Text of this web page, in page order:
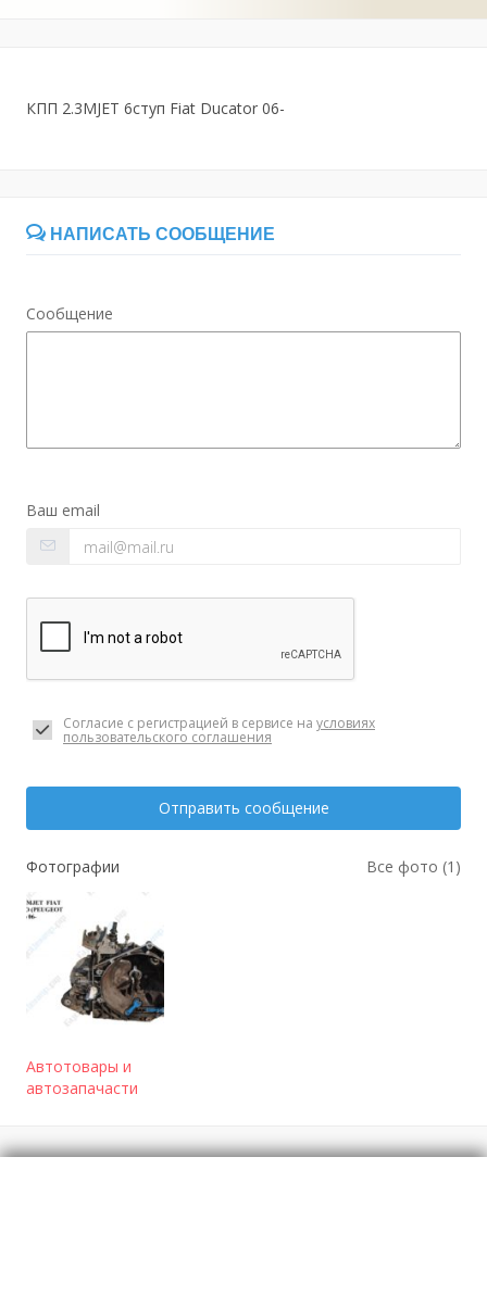
КПП 2.3MJET 6ступ Fiat Ducator 06-
НАПИСАТЬ СООБЩЕНИЕ
Сообщение
Ваш email
Согласие с регистрацией в сервисе на условиях
пользовательского соглашения
Отправить сообщение
Фотографии Все фото (1)
Автотовары и
автозапачасти